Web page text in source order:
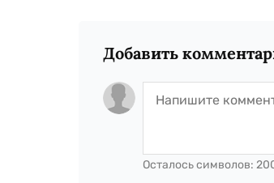
Добавить
Осталось символов: